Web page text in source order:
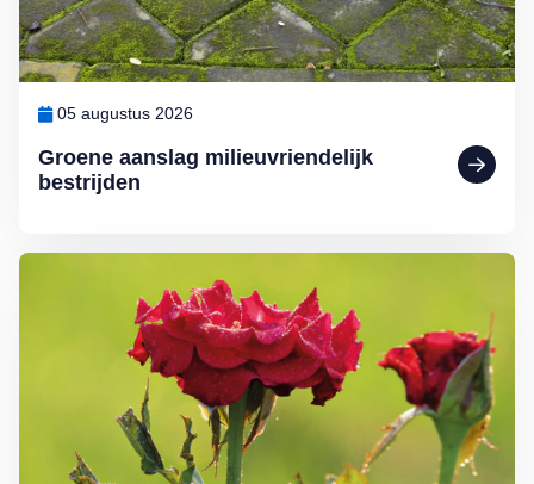
Groene aanslag milieuvriendelijk
bestrijden
05 augustus 2026
Lees meer over Klimplanten voor een tuin op het noorden